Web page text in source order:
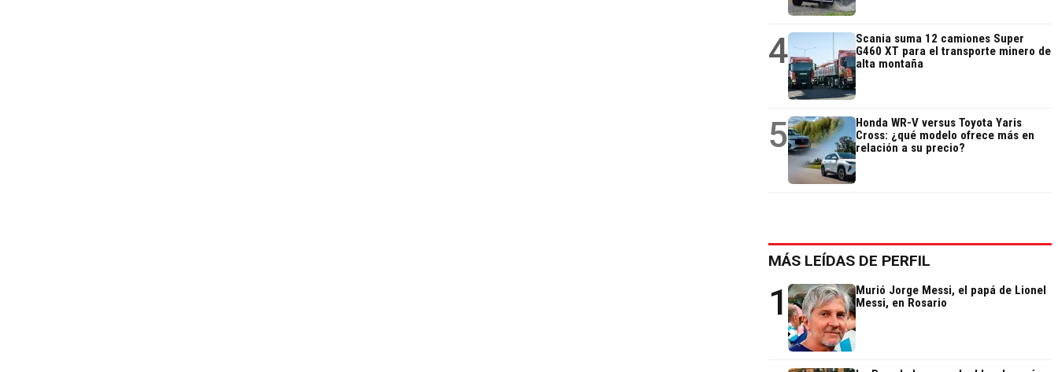
4
Scania suma 12 camiones Super
G460 XT para el transporte minero de
alta montaña
5
Honda WR-V versus Toyota Yaris
Cross: ¿qué modelo ofrece más en
relación a su precio?
MÁS LEÍDAS DE PERFIL
1
Murió Jorge Messi, el papá de Lionel
Messi, en Rosario